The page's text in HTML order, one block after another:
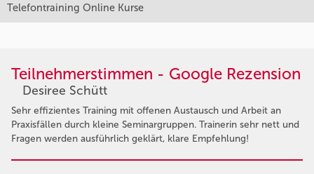
Telefontraining Online Kurse
Teilnehmerstimmen - Google Rezension
Desiree Schütt
Sehr effizientes Training mit offenen Austausch und Arbeit an
Praxisfällen durch kleine Seminargruppen. Trainerin sehr nett und
Fragen werden ausführlich geklärt, klare Empfehlung!